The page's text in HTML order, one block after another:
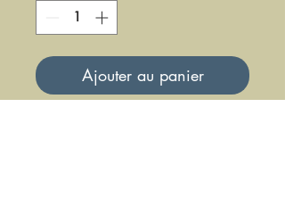
Ajouter au panier